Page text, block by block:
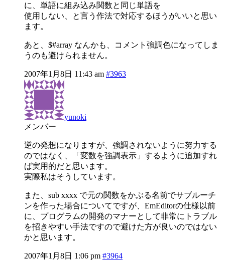
に、単語に組み込み関数と同じ単語を
使用しない、と言う作法で対応するほうがいいと思い
ます。
あと、$#array なんかも、コメント強調色になってしま
うのも避けられません。
2007年1月8日 11:43 am #3963
yunoki
メンバー
逆の発想になりますが、強調されないように努力する
のではなく、「変数を強調表示」するように追加すれ
ば実用的だと思います。
実際私はそうしています。
また、sub xxxx で元の関数をかぶる名前でサブルーチ
ンを作った場合についてですが、EmEditorの仕様以前
に、プログラムの開発のマナーとして非常にトラブル
を招きやすい手法ですので避けた方が良いのではない
かと思います。
2007年1月8日 1:06 pm #3964